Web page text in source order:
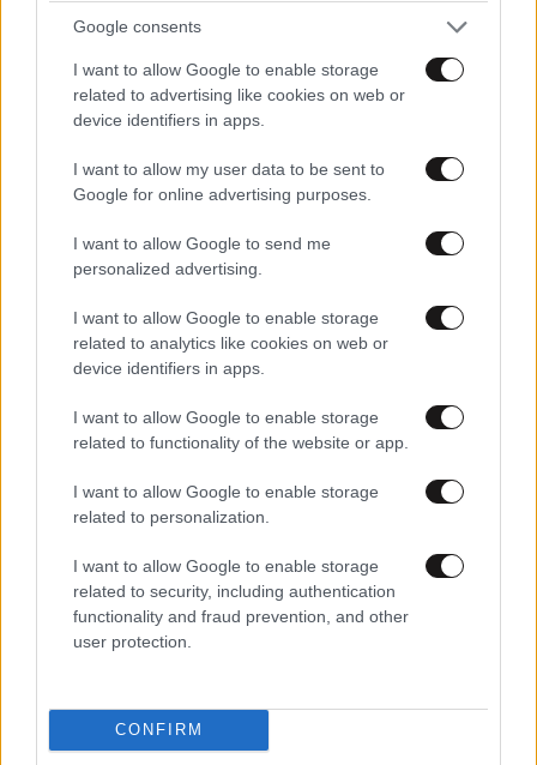
Google consents
I want to allow Google to enable storage
related to advertising like cookies on web or
device identifiers in apps.
I want to allow my user data to be sent to
Google for online advertising purposes.
I want to allow Google to send me
personalized advertising.
I want to allow Google to enable storage
related to analytics like cookies on web or
device identifiers in apps.
I want to allow Google to enable storage
related to functionality of the website or app.
I want to allow Google to enable storage
related to personalization.
I want to allow Google to enable storage
related to security, including authentication
functionality and fraud prevention, and other
user protection.
CONFIRM
ο παιδοψυχολογος 04·07·2025 08:06
Απαντήστε
Από μικρός ονειρευόταν το θάνατο ! Δεν του άρεσε η